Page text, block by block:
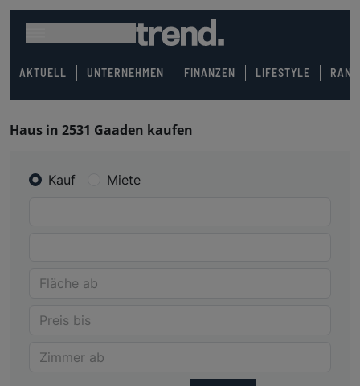
AKTUELL UNTERNEHMEN FINANZEN LIFESTYLE
Haus in 2531 Gaaden kaufen
Kauf Miete